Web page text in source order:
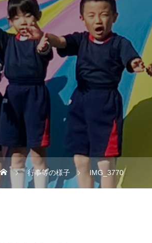
行事等の様子 IMG_3770